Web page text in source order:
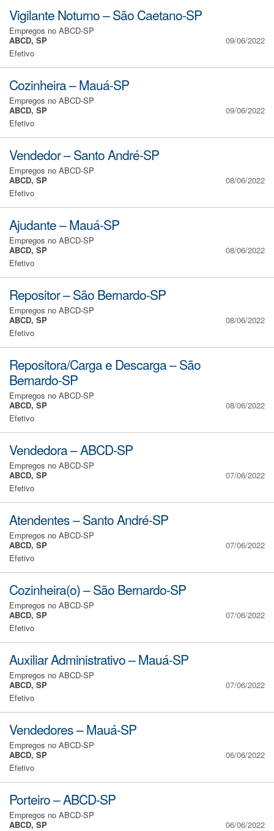
Vigilante Noturno – São Caetano-SP
Empregos no ABCD-SP
ABCD, SP
Efetivo
09/06/2022
Cozinheira – Mauá-SP
Empregos no ABCD-SP
ABCD, SP
Efetivo
09/06/2022
Vendedor – Santo André-SP
Empregos no ABCD-SP
ABCD, SP
Efetivo
08/06/2022
Ajudante – Mauá-SP
Empregos no ABCD-SP
ABCD, SP
Efetivo
08/06/2022
Repositor – São Bernardo-SP
Empregos no ABCD-SP
ABCD, SP
Efetivo
08/06/2022
Repositora/Carga e Descarga – São
Bernardo-SP
Empregos no ABCD-SP
ABCD, SP
Efetivo
08/06/2022
Vendedora – ABCD-SP
Empregos no ABCD-SP
ABCD, SP
Efetivo
07/06/2022
Atendentes – Santo André-SP
Empregos no ABCD-SP
ABCD, SP
Efetivo
07/06/2022
Cozinheira(o) – São Bernardo-SP
Empregos no ABCD-SP
ABCD, SP
Efetivo
07/06/2022
Auxiliar Administrativo – Mauá-SP
Empregos no ABCD-SP
ABCD, SP
Efetivo
07/06/2022
Vendedores – Mauá-SP
Empregos no ABCD-SP
ABCD, SP
Efetivo
06/06/2022
Porteiro – ABCD-SP
Empregos no ABCD-SP
ABCD, SP
06/06/2022